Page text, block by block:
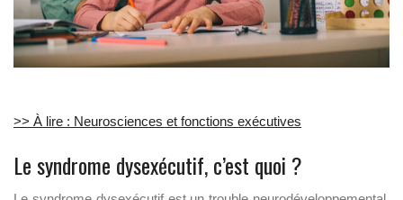
>> À lire : Neurosciences et fonctions exécutives
Le syndrome dysexécutif, c’est quoi ?